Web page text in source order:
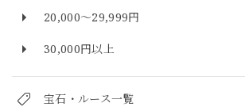
20,000～29,999円
30,000円以上
宝石・ルース一覧